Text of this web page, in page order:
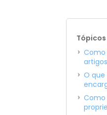
Como
O que
Como